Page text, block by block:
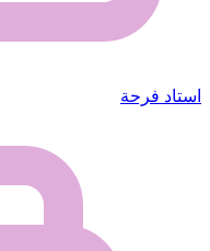
استاد فرحة